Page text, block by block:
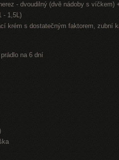
- dvoudilný (dvě nádoby s víčkem)
- 1,5L)
krém s dostatečným faktorem, zubní
na 6 dní